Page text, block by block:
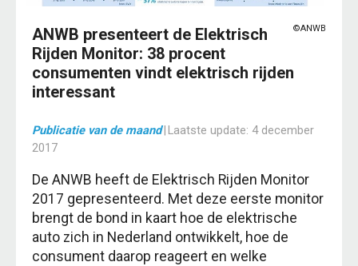
©ANWB
ANWB presenteert de Elektrisch
Rijden Monitor: 38 procent
consumenten vindt elektrisch rijden
interessant
Publicatie van de maand|Laatste update: 4 december
2017
De ANWB heeft de Elektrisch Rijden Monitor
2017 gepresenteerd. Met deze eerste monitor
brengt de bond in kaart hoe de elektrische
auto zich in Nederland ontwikkelt, hoe de
consument daarop reageert en welke